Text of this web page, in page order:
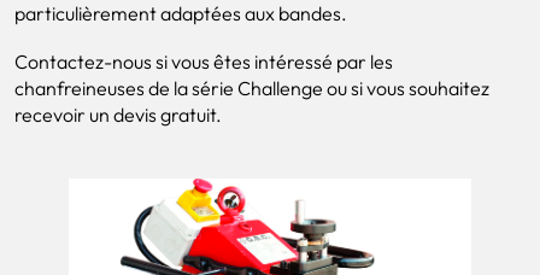
particulièrement adaptées aux bandes.
Contactez-nous si vous êtes intéressé par les
chanfreineuses de la série Challenge ou si vous souhaitez
recevoir un devis gratuit.